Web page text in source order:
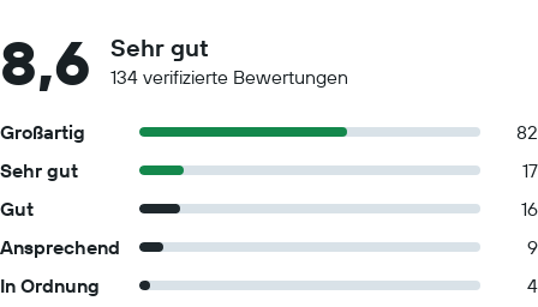
8,6 Sehr gut
134 verifizierte Bewertungen
Großartig
82
Sehr gut
17
Gut
16
Ansprechend
9
In Ordnung
4